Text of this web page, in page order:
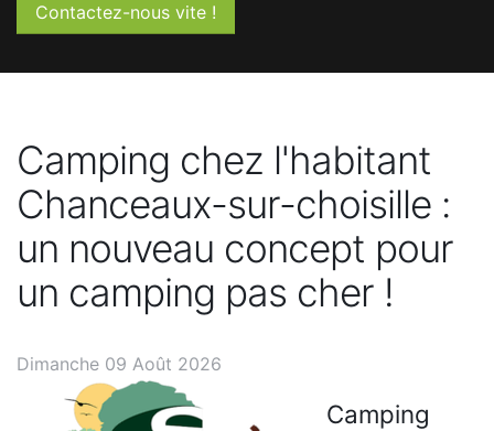
Contactez-nous vite !
Camping chez l'habitant
Chanceaux-sur-choisille :
un nouveau concept pour
un camping pas cher !
Dimanche 09 Août 2026
Camping